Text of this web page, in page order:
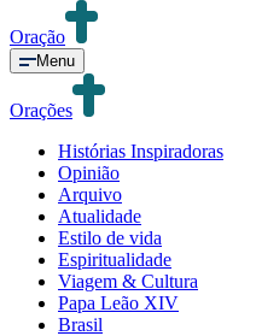
Oração
Menu
Orações
Histórias Inspiradoras
Opinião
Arquivo
Atualidade
Estilo de vida
Espiritualidade
Viagem & Cultura
Papa Leão XIV
Brasil